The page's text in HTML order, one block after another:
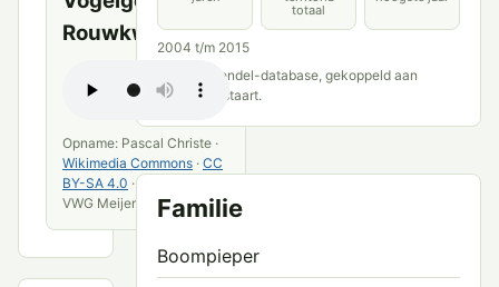
Rouwkwikstaart
Opname: Pascal Christe ·
Wikimedia Commons · CC
BY-SA 4.0 · bewerkt door
VWG Meijendel
totaal
2004 t/m 2015
Bron: Meijendel-database, gekoppeld aan
Rouwkwikstaart.
Familie
Boompieper